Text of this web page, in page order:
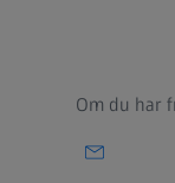
Om du har